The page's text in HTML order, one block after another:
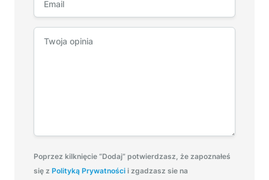
Poprzez kilknięcie “Dodaj” potwierdzasz, że zapoznałeś
się z Polityką Prywatności i zgadzasz sie na